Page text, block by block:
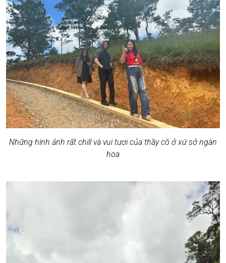
Những hình ảnh rất chill và vui tươi của thầy cô ở xứ sở ngàn
hoa